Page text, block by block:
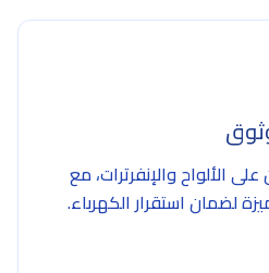
الألواح والإنفرترات، مع
لضمان استقرار الكهرباء.